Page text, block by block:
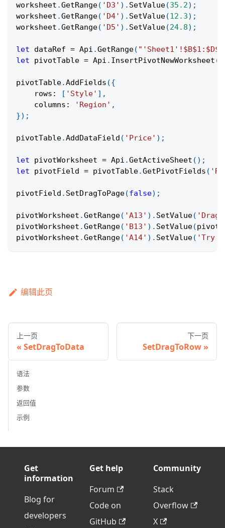
worksheet .GetRange( 'D3' ) . SetValue(35.2) ;
worksheet .GetRange( 'D4' ) . SetValue(12.3) ;
worksheet .GetRange( 'D5' ) . SetValue(24.8) ;
let dataRef = Api .GetRange(
let pivotTable = Api . InsertPivotNewWorksheet (
pivotTable.AddFields ({
rows : [ 'Style' ] ,
columns : 'Region' ,
}) ;
pivotTable.AddDataField ( 'Price' ) ;
let pivotWorksheet = Api .GetActiveSheet ( ) ;
let pivotField = pivotTable.GetPivotFields (
pivotField . SetDragToPage(false) ;
pivotWorksheet .GetRange( 'A13' ) . SetValue( 'Drag
pivotWorksheet .GetRange( 'B13' ) . SetValue(
pivotWorksheet .GetRange( 'A14' ) . SetValue( 'Try
编辑此页
上一页
SetDragToData
下一页
SetDragToRow
语法
参数
返回值
示例
Get
information
Blog for
developers
Get help
Forum
Code on
GitHub
Community
Stack
Overflow
X